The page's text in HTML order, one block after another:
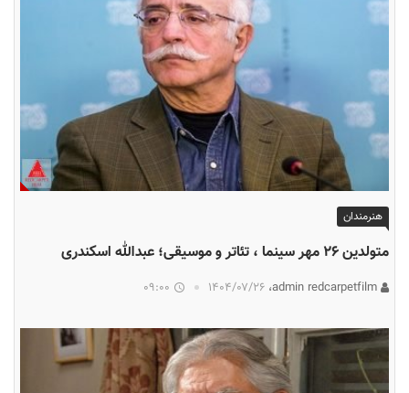
هنرمندان
متولدین ۲۶ مهر سینما ، تئاتر و موسیقی؛ عبدالله اسکندری
۱۴۰۴/۰۷/۲۶ 09:00